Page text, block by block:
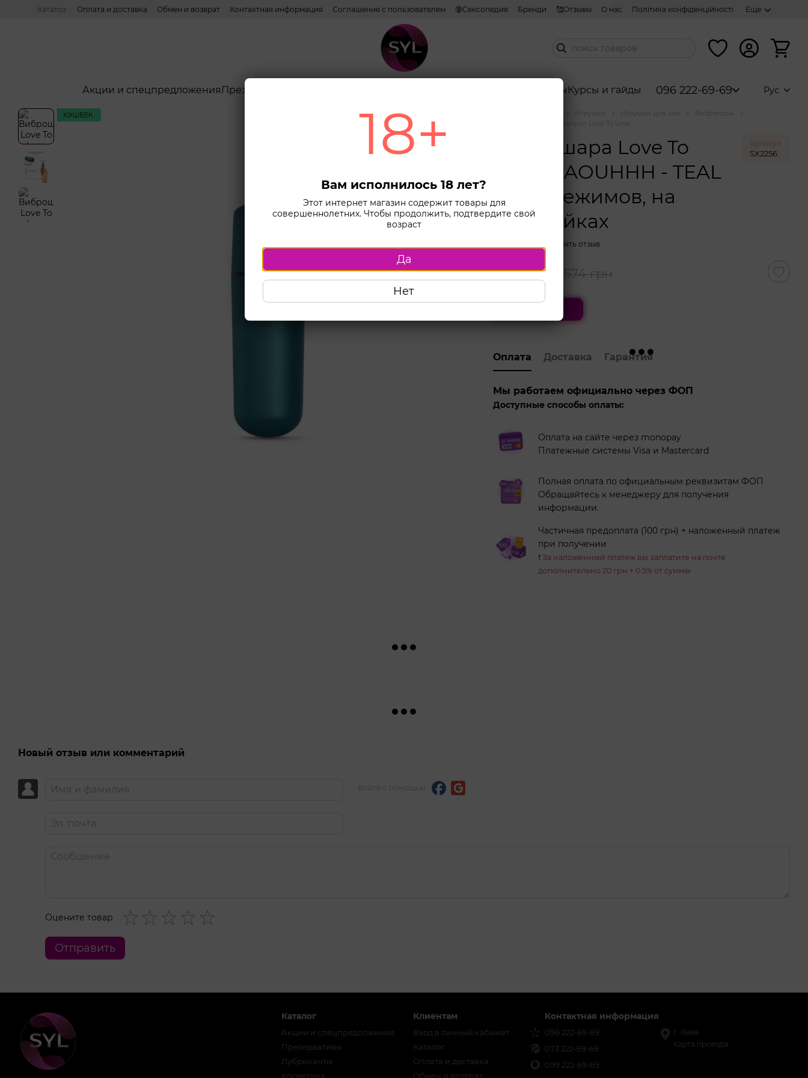
Перейти к основному контенту
Каталог Оплата и доставка Обмен и возврат Контактная информация Соглашение с пользователем 🔞Сексопедия Бренди 🥰Отзывы О нас Політика конфіденційності Еще
Акции и спецпредложения Презервативы Combo наборы Курсы и гайды 096 222-69-69 Рус
КЭШБЕК Игрушки для неё
Вибраторы
Виброшара Love To
Love WAOUHHH - TEAL
ME, 7 режимов, на
батарейках
Артикул
SX2256
Оставить отзыв
431 грн 574 грн
Оплата Доставка Гарантия
Мы работаем официально через ФОП
Доступные способы оплаты:
Оплата на сайте через monopay
Платежные системы Visa и Mastercard
Полная оплата по официальным реквизитам ФОП
Обращайтесь к менеджеру для получения
информации.
Частичная предоплата (100 грн) + наложенный платеж
при получении
❗️ За наложенный платеж вы заплатите на почте
дополнительно 20 грн + 0.5% от суммы
Новый отзыв или комментарий
Войти с помощью
Оцените товар
Отправить
Каталог
Акции и спецпредложения
Презервативы
Лубриканты
Косметика
Клиентам
Вход в личный кабинет
Каталог
Оплата и доставка
Обмен и возврат
Контактная информация
096 222-69-69
073 222-69-69
099 222-69-69
г. Киев
Карта проезда
18+
Вам исполнилось 18 лет?
Этот интернет магазин содержит товары для
совершеннолетних. Чтобы продолжить, подтвердите свой
возраст
Да
Нет